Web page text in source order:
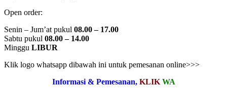
Open order:
Senin – Jum’at pukul 08.00 – 17.00
Sabtu pukul 08.00 – 14.00
Minggu LIBUR
Klik logo whatsapp dibawah ini untuk pemesanan online>>>
Informasi & Pemesanan, KLIK WA